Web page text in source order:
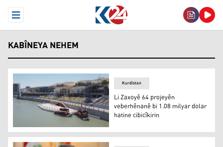
Open Menu
KABÎNEYA NEHEM
Li Zaxoyê 64 projeyên veberhênanê bi 1.08 milyar
Kurdistan
Li Zaxoyê 64 projeyên
veberhênanê bi 1.08 milyar dolar
hatine cibicîkirin